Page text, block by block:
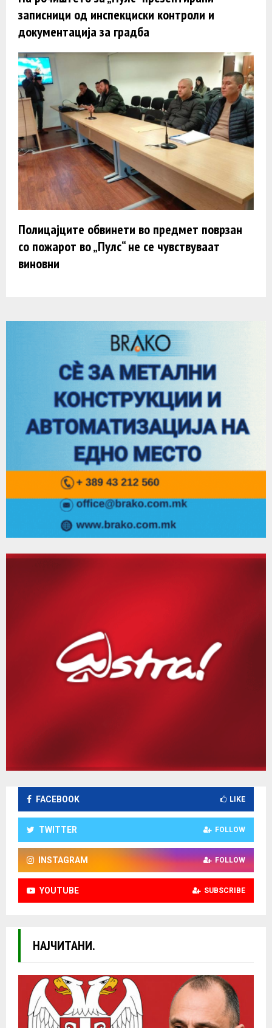
записници од инспекциски контроли и
документација за градба
Полицајците обвинети во предмет поврзан
со пожарот во „Пулс“ не се чувствуваат
виновни
FACEBOOK LIKE
TWITTER FOLLOW
INSTAGRAM FOLLOW
YOUTUBE SUBSCRIBE
НАЈЧИТАНИ.